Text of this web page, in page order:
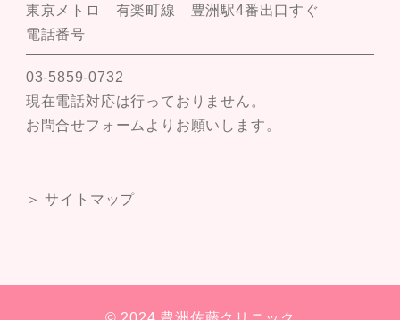
東京メトロ 有楽町線 豊洲駅4番出口すぐ
電話番号
03-5859-0732
現在電話対応は行っておりません。
お問合せフォームよりお願いします。
＞ サイトマップ